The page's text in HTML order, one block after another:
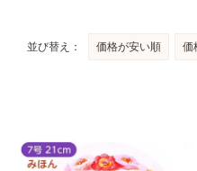
並び替え 価格が安い順 価